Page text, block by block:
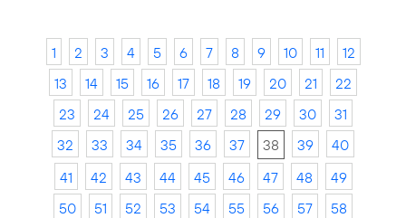
1 2 3 4 5 6 7 8 9 10 11
12
13
14 15 16 17 18 19 20 21
22
23
24 25 26 27 28 29 30
31
32
33 34 35 36 37 38 39
40
41
42 43 44 45 46 47 48
49
50
51 52 53 54 55 56 57
58